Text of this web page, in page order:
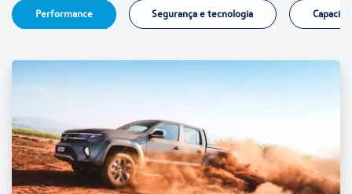
Performance Segurança e tecnologia